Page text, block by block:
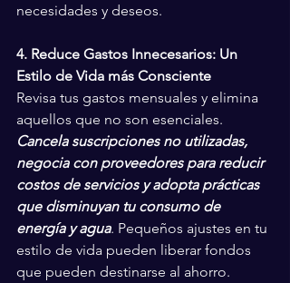
necesidades y deseos.
4. Reduce Gastos Innecesarios: Un
Estilo de Vida más Consciente
Revisa tus gastos mensuales y elimina
aquellos que no son esenciales.
Cancela suscripciones no utilizadas,
negocia con proveedores para reducir
costos de servicios y adopta prácticas
que disminuyan tu consumo de
energía y agua. Pequeños ajustes en tu
estilo de vida pueden liberar fondos
que pueden destinarse al ahorro.